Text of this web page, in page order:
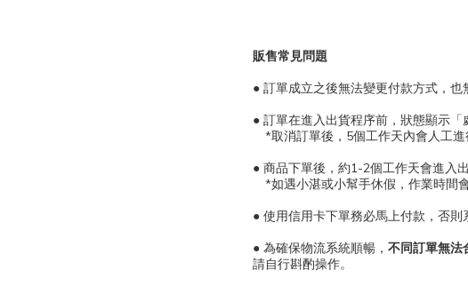
販售常見問題
● 訂單成立之後無法變更付款方式，也
● 訂單在進入出貨程序前，狀態顯示「
*取消訂單後，5個工作天內會人工進
● 商品下單後，約1-2個工作天會進入
*如遇小湛或小幫手休假，作業時間
● 使用信用卡下單務必馬上付款，否則
● 為確保物流系統順暢， 不同訂單無法
請自行斟酌操作。